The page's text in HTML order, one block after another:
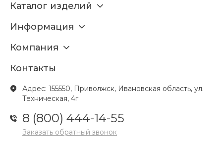
Каталог изделий
Информация
Компания
Контакты
Адрес: 155550, Приволжск, Ивановская область, ул.
Техническая, 4г
8 (800) 444-14-55
Заказать обратный звонок